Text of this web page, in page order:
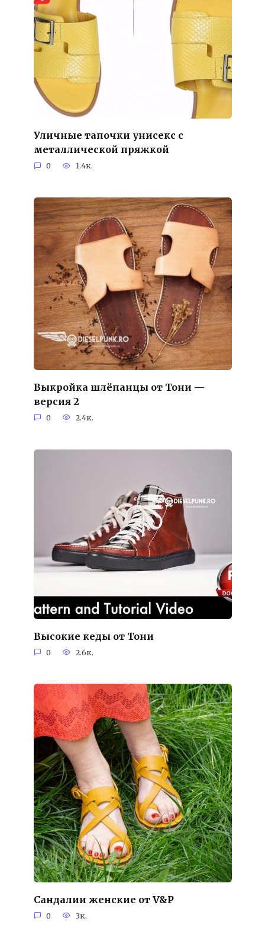
Уличные тапочки унисекс с
металлической пряжкой
0 1.4к.
Выкройка шлёпанцы от Тони —
версия 2
0 2.4к.
Высокие кеды от Тони
0 2.6к.
Сандалии женские от V&P
0 3к.